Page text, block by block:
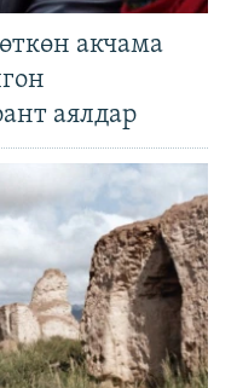
акчама
аялдар